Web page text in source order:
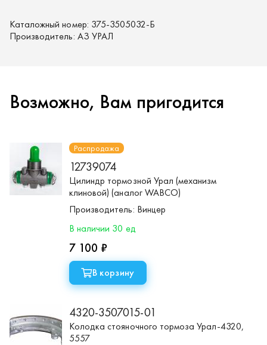
Каталожный номер: 375-3505032-Б
Производитель: АЗ УРАЛ
Возможно, Вам пригодится
Распродажа
12739074
Цилиндр тормозной Урал (механизм
клиновой) (аналог WABCO)
Производитель: Винцер
В наличии 30 ед
7 100 ₽
В корзину
4320-3507015-01
Колодка стояночного тормоза Урал-4320,
5557